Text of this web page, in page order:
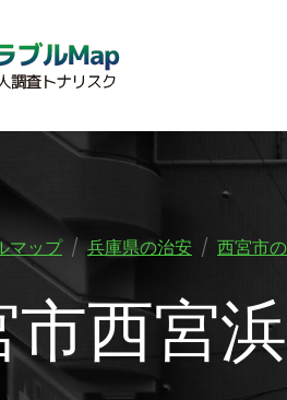
マップ 兵庫県の治安 西宮市
西宮浜